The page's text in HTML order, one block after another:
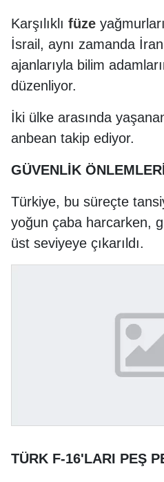
Karşılıklı füze
İsrail, aynı zamanda
ajanlarıyla bilim
düzenliyor.
İki ülke arasında
anbean takip ediyor.
GÜVENLİK
Türkiye, bu süreçte
yoğun çaba harcarken,
üst seviyeye çıkarıldı.
TÜRK F-16'LARI PEŞ